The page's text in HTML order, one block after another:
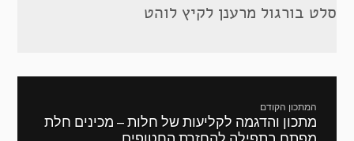
סלט בורגול מרענן לקיץ לוהט
המתכון הקודם
מתכון
קודם:
מתכון והדגמה לקליעות של חלות – מכינים חלת